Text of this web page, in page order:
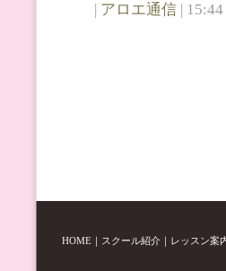
| アロエ通信 |
HOME ｜ スクール紹介 ｜ レッスン案